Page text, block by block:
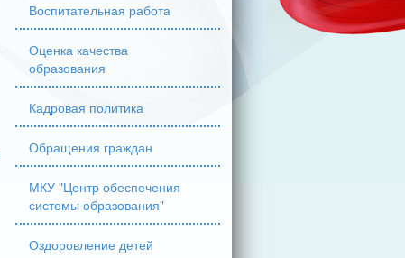
Воспитательная работа
Оценка качества
образования
Кадровая политика
Обращения граждан
МКУ "Центр обеспечения
системы образования"
Оздоровление детей